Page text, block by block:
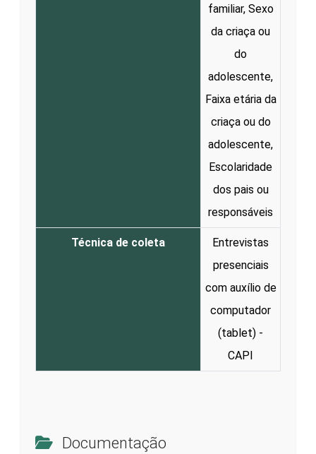
familiar, Sexo
da criaça ou
do
adolescente,
Faixa etária da
criaça ou do
adolescente,
Escolaridade
dos pais ou
responsáveis
Técnica de coleta
Entrevistas
presenciais
com auxílio de
computador
(tablet) -
CAPI
Documentação